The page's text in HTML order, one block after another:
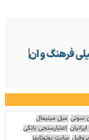
سونی مبل مینیمال
اعتبارسنجی بانکی
سایت یوتوتایمز